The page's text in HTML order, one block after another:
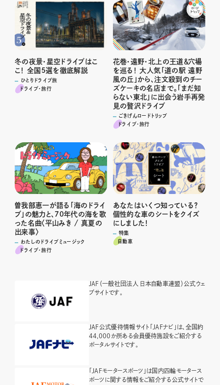
冬の夜景・星空ドライブはこ
こ！ 全国5選を徹底解説
ひとりドライブ旅
ドライブ･旅行
花巻・遠野・北上の王道＆穴場
を巡る！ 大人気「道の駅 遠野
風の丘」から、注文殺到のチー
ズケーキの名店まで。「まだ知
らない東北」に出会う岩手再発
見の贅沢ドライブ
ごきげんロードトリップ
ドライブ･旅行
曽我部恵一が語る「海のドライ
ブ」の魅力と、70年代の海を歌
った名曲〈平山みき / 真夏の
出来事〉
わたしのドライブミュージック
ドライブ･旅行
あなたはいくつ知っている？
個性的な車のシートをクイズ
にしました！
特集
自動車
JAF（一般社団法人 日本自動車連盟）公式ウェ
ブサイトです。
JAF公式優待情報サイト「JAFナビ」は、全国約
44,000か所ある会員優待施設をご紹介する
ポータルサイトです。
「JAFモータースポーツ」は国内四輪モータース
ポーツに関する情報をご紹介する公式サイトで